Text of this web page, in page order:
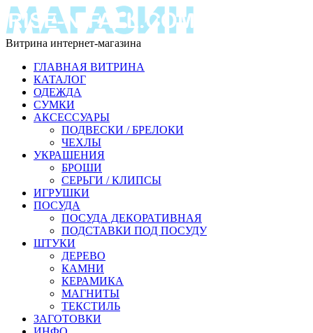
Витрина интернет-магазина
ГЛАВНАЯ ВИТРИНА
КАТАЛОГ
ОДЕЖДА
СУМКИ
АКСЕССУАРЫ
ПОДВЕСКИ / БРЕЛОКИ
ЧЕХЛЫ
УКРАШЕНИЯ
БРОШИ
СЕРЬГИ / КЛИПСЫ
ИГРУШКИ
ПОСУДА
ПОСУДА ДЕКОРАТИВНАЯ
ПОДСТАВКИ ПОД ПОСУДУ
ШТУКИ
ДЕРЕВО
КАМНИ
КЕРАМИКА
МАГНИТЫ
ТЕКСТИЛЬ
ЗАГОТОВКИ